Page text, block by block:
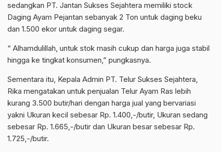
sedangkan PT. Jantan Sukses Sejahtera memiliki stock
Daging Ayam Pejantan sebanyak 2 Ton untuk daging beku
dan 1.500 ekor untuk daging segar.
“ Alhamdulillah, untuk stok masih cukup dan harga juga stabil
hingga ke tingkat konsumen,” pungkasnya.
Sementara itu, Kepala Admin PT. Telur Sukses Sejahtera,
Rika mengatakan untuk penjualan Telur Ayam Ras lebih
kurang 3.500 butir/hari dengan harga jual yang bervariasi
yakni Ukuran kecil sebesar Rp. 1.400,-/butir, Ukuran sedang
sebesar Rp. 1.665,-/butir dan Ukuran besar sebesar Rp.
1.725,-/butir.